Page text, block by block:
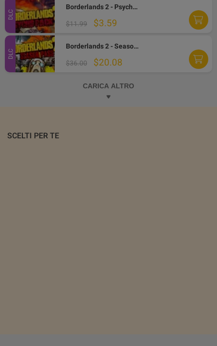
DLC
Borderlands 2 - Psycho Character Pack EN/IT/FR Languages Only DLC Steam CD Key
$11.99 $3.59
DLC
Borderlands 2 - Season Pass DLC PC Steam Altergift
$36.00 $20.08
CARICA ALTRO
SCELTI PER TE